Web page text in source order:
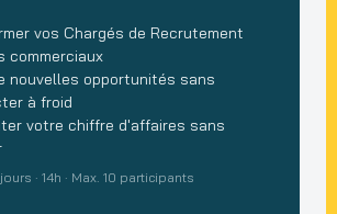
vos Chargés de Recrutement
commerciaux
nouvelles opportunités sans
à froid
votre chiffre d'affaires sans
· 14h · Max. 10 participants